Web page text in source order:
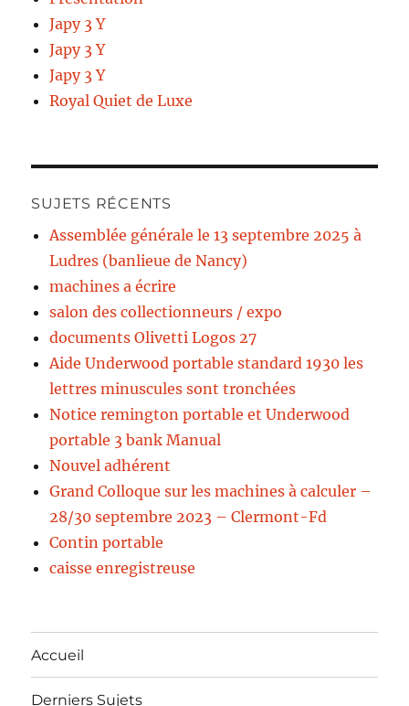
Japy 3 Y
Japy 3 Y
Japy 3 Y
Royal Quiet de Luxe
SUJETS RÉCENTS
Assemblée générale le 13 septembre 2025 à
Ludres (banlieue de Nancy)
machines a écrire
salon des collectionneurs / expo
documents Olivetti Logos 27
Aide Underwood portable standard 1930 les
lettres minuscules sont tronchées
Notice remington portable et Underwood
portable 3 bank Manual
Nouvel adhérent
Grand Colloque sur les machines à calculer –
28/30 septembre 2023 – Clermont-Fd
Contin portable
caisse enregistreuse
Accueil
Derniers Sujets